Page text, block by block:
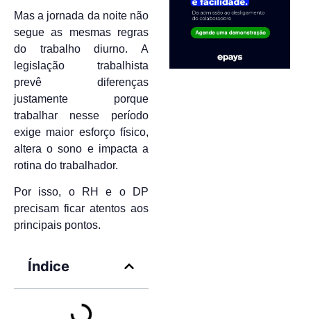
Mas a jornada da noite não
segue as mesmas regras
do trabalho diurno. A
legislação trabalhista
prevê diferenças
justamente porque
trabalhar nesse período
exige maior esforço físico,
altera o sono e impacta a
rotina do trabalhador.
Por isso, o RH e o DP
precisam ficar atentos aos
principais pontos.
Índice